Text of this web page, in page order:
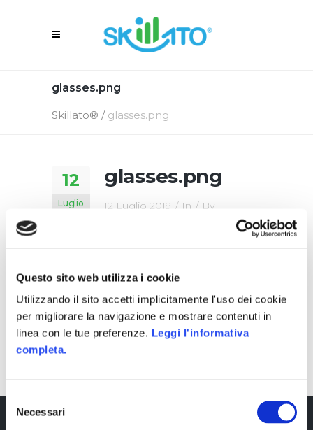
Questo sito web utilizza i cookie
Utilizzando il sito accetti implicitamente l'uso dei cookie
per migliorare la navigazione e mostrare contenuti in
linea con le tue preferenze. Leggi l'informativa
completa.
Selezione
delNecessari
glasses.png
Skillato® / glasses.png
12
Luglio
glasses.png
12 Luglio 2019 In By
SHARE